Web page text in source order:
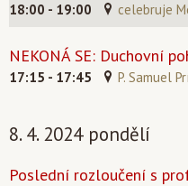
18:00 - 19:00 celebruje
NEKONÁ SE: Duchovní
17:15 - 17:45 P. Samuel
8. 4. 2024 pondělí
Poslední rozloučení s